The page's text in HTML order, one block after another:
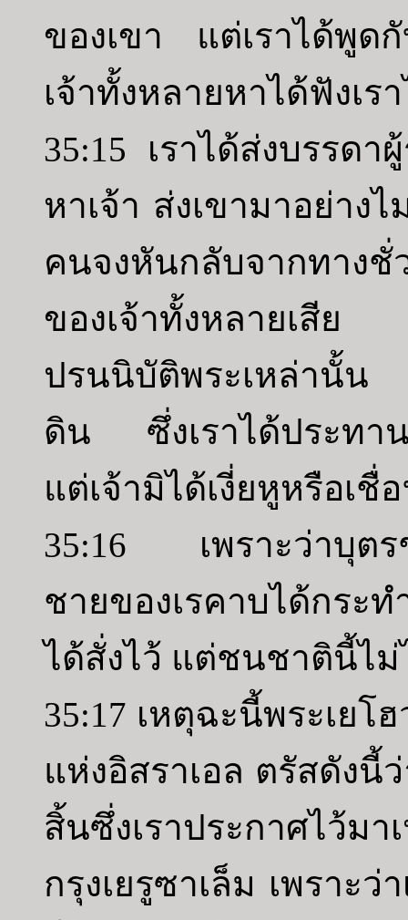
ของเขา แต่เราได้พูด
เจ้าทั้งหลายหาได้ฟังเร
35:15 เราได้ส่งบรรด
หาเจ้า ส่งเขามาอย่าง
คนจงหันกลับจากทางชั่
ของเจ้าทั้งหลายเสี
ปรนนิบัติพระเหล่านั้น
ดิน ซึ่งเราได้ประทาน
แต่เจ้ามิได้เงี่ยหูหรือเชื่อ
35:16 เพราะว่าบุตร
ชายของเรคาบได้กระ
ได้สั่งไว้ แต่ชนชาตินี้ไม่
35:17 เหตุฉะนี้พระเยโ
แห่งอิสราเอล ตรัสดังนี้
สิ้นซึ่งเราประกาศไว้
กรุงเยรูซาเล็ม เพราะ